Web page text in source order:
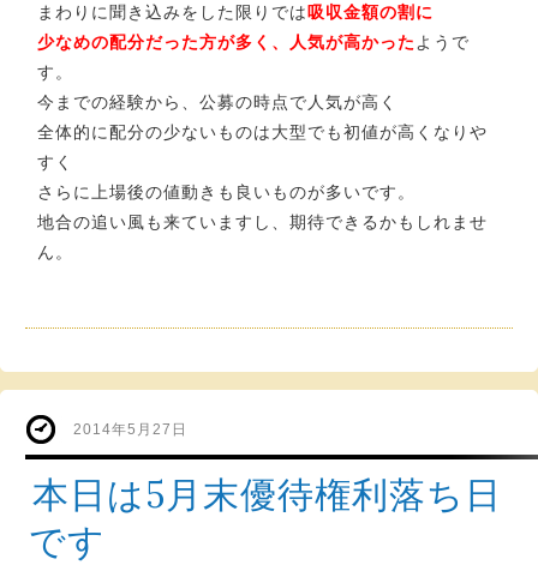
まわりに聞き込みをした限りでは吸収金額の割に
少なめの配分だった方が多く、人気が高かったようで
す。
今までの経験から、公募の時点で人気が高く
全体的に配分の少ないものは大型でも初値が高くなりや
すく
さらに上場後の値動きも良いものが多いです。
地合の追い風も来ていますし、期待できるかもしれませ
ん。
2014年5月27日
本日は5月末優待権利落ち日
です